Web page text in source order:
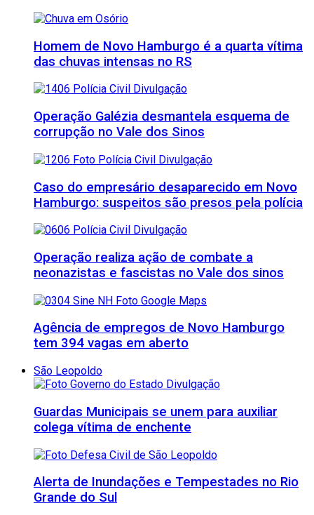
Homem de Novo Hamburgo é a quarta vítima
das chuvas intensas no RS
Operação Galézia desmantela esquema de
corrupção no Vale dos Sinos
Caso do empresário desaparecido em Novo
Hamburgo: suspeitos são presos pela polícia
Operação realiza ação de combate a
neonazistas e fascistas no Vale dos sinos
Agência de empregos de Novo Hamburgo
tem 394 vagas em aberto
São Leopoldo
Guardas Municipais se unem para auxiliar
colega vítima de enchente
Alerta de Inundações e Tempestades no Rio
Grande do Sul